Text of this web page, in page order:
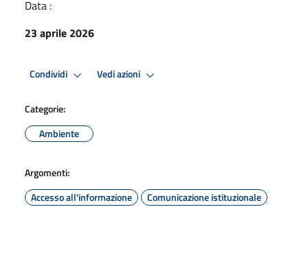
Data :
23 aprile 2026
Condividi Vedi azioni
Categorie:
Ambiente
Argomenti:
Accesso all'informazione
Comunicazione istituzionale